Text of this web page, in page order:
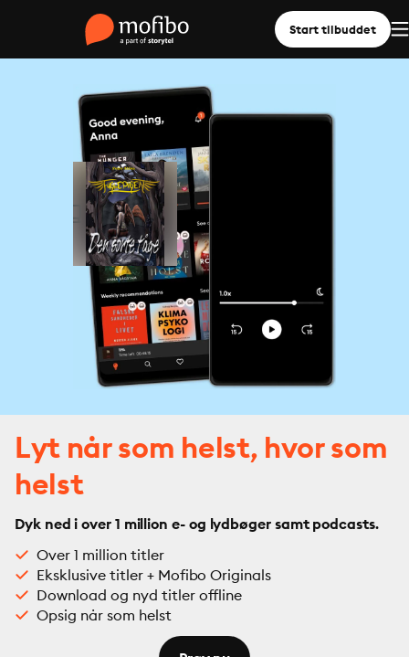
Start tilbuddet
Lyt når som helst, hvor som
helst
Dyk ned i over 1 million e- og lydbøger samt podcasts.
Over 1 million titler
Eksklusive titler + Mofibo Originals
Download og nyd titler offline
Opsig når som helst